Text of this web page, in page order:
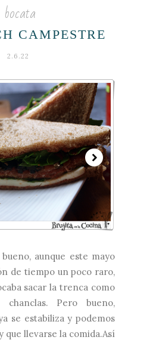
bocata
CAMPESTRE
2.6.22
aunque este mayo
de tiempo un poco raro,
sacar la trenca como
Pero bueno,
se estabiliza y podemos
que llevarse la comida.Así